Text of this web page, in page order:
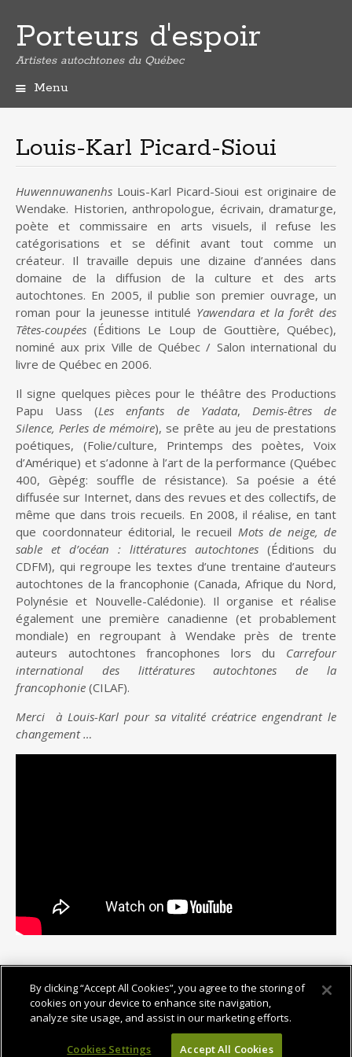
Porteurs d'espoir
Artistes autochtones du Québec
Menu
e
r
u
c
o
n
t
e
n
u
p
r
i
c
i
p
a
l
Louis-Karl Picard-Sioui
Huwennuwanenhs Louis-Karl Picard-Sioui est originaire de
Wendake. Historien, anthropologue, écrivain, dramaturge,
poète et commissaire en arts visuels, il refuse les
catégorisations et se définit avant tout comme un
créateur. Il travaille depuis une dizaine d’années dans
domaine de la diffusion de la culture et des arts
autochtones. En 2005, il publie son premier ouvrage, un
roman pour la jeunesse intitulé Yawendara et la forêt des
Têtes-coupées (Éditions Le Loup de Gouttière, Québec),
nominé aux prix Ville de Québec / Salon international du
livre de Québec en 2006.
Il signe quelques pièces pour le théâtre des Productions
Papu Uass (Les enfants de Yadata, Demis-êtres de
Silence, Perles de mémoire), se prête au jeu de prestations
poétiques, (Folie/culture, Printemps des poètes, Voix
d’Amérique) et s’adonne à l’art de la performance (Québec
400, Gèpég: souffle de résistance). Sa poésie a été
diffusée sur Internet, dans des revues et des collectifs, de
même que dans trois recueils. En 2008, il réalise, en tant
que coordonnateur éditorial, le recueil Mots de neige, de
sable et d’océan : littératures autochtones (Éditions du
CDFM), qui regroupe les textes d’une trentaine d’auteurs
autochtones de la francophonie (Canada, Afrique du Nord,
Polynésie et Nouvelle-Calédonie). Il organise et réalise
également une première canadienne (et probablement
mondiale) en regroupant à Wendake près de trente
auteurs autochtones francophones lors du Carrefour
international des littératures autochtones de la
francophonie (CILAF).
Merci à Louis-Karl pour sa vitalité créatrice engendrant le
changement …
Fièrement propulsé parWordPress&Portfolio.
By clicking “Accept All Cookies”, you agree to the storing of
cookies on your device to enhance site navigation,
analyze site usage, and assist in our marketing efforts.
Cookies Settings Accept All Cookies